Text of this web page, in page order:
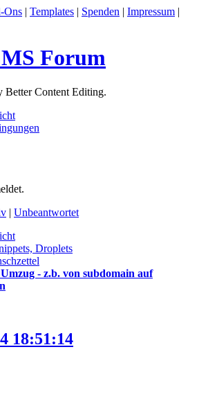
Ons | Templates | Spenden | Impressum |
Forum
Content Editing.
| Unbeantwortet
Droplets
- z.b. von subdomain auf
18:51:14